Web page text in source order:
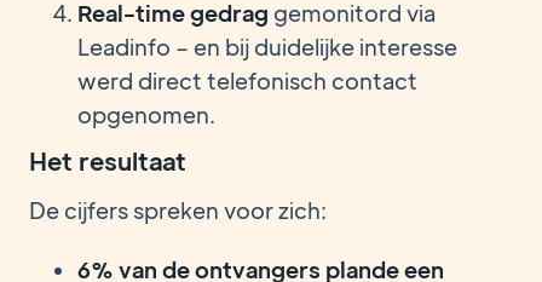
Real-time gedrag gemonitord via
Leadinfo – en bij duidelijke interesse
werd direct telefonisch contact
opgenomen.
Het resultaat
De cijfers spreken voor zich:
6% van de ontvangers plande een